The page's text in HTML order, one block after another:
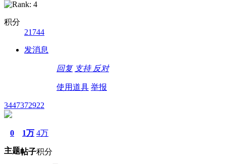
积分
21744
发消息
回复 支持 反对
使用道具 举报
3447372922
0
主题
1万
帖子
4万
积分